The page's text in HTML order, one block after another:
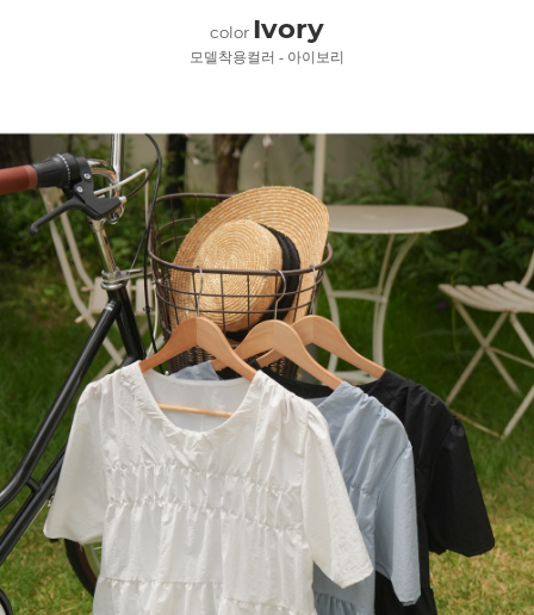
color Ivory
모델착용컬러 - 아이보리